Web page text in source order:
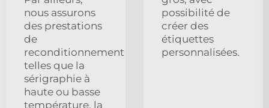
nous assurons
des prestations
de
reconditionnement
telles que la
sérigraphie à
haute ou basse
température, la
possibilité de
créer des
étiquettes
personnalisées.